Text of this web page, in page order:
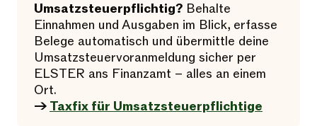
Umsatzsteuerpflichtig? Behalte
Einnahmen und Ausgaben im Blick, erfasse
Belege automatisch und übermittle deine
Umsatzsteuervoranmeldung sicher per
ELSTER ans Finanzamt – alles an einem
Ort.
→ Taxfix für Umsatzsteuerpflichtige